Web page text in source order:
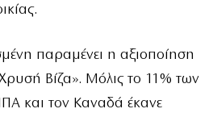
παραμένει η αξιοποίηση
Βίζα». Μόλις το 11% των
και τον Καναδά έκανε